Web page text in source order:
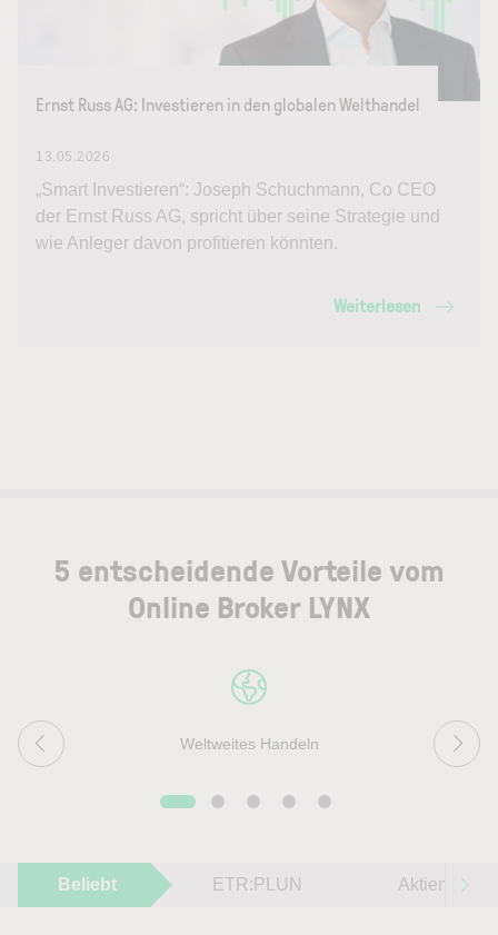
Ernst Russ AG: Investieren in den globalen Welthandel
13.05.2026
„Smart Investieren“: Joseph Schuchmann, Co CEO
der Ernst Russ AG, spricht über seine Strategie und
wie Anleger davon profitieren könnten.
Weiterlesen
5 entscheidende Vorteile vom
Online Broker LYNX
Weltweites Handeln
Beliebt ETR:PLUN Aktien im